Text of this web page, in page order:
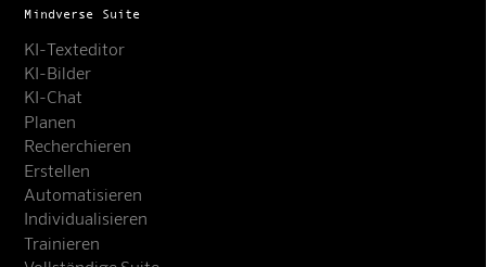
Mindverse Suite
KI-Texteditor
KI-Bilder
KI-Chat
Planen
Recherchieren
Erstellen
Automatisieren
Individualisieren
Trainieren